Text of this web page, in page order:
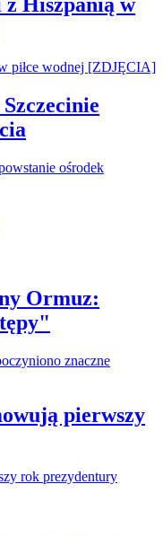
Hiszpanią w
Ormuz:
pierwszy